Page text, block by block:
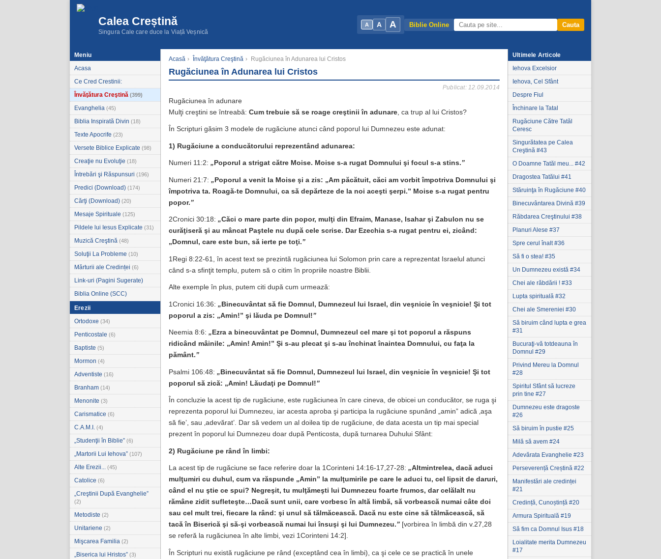
Calea Creștină
Singura Cale care duce la Viață Veșnică
A A A Biblie Online Cauta
Meniu
Acasa
Ce Cred Crestinii:
Învăţătura Creştină (399)
Evanghelia (45)
Biblia Inspirată Divin (18)
Texte Apocrife (23)
Versete Biblice Explicate (98)
Creaţie nu Evoluţie (18)
Întrebări şi Răspunsuri (196)
Predici (Download) (174)
Cărţi (Download) (20)
Mesaje Spirituale (125)
Pildele lui Iesus Explicate (31)
Muzică Creştină (48)
Soluţii La Probleme (10)
Mărturii ale Credinței (6)
Link-uri (Pagini Sugerate)
Biblia Online (SCC)
Erezii
Ortodoxe (34)
Penticostale (6)
Baptiste (5)
Mormon (4)
Adventiste (16)
Branham (14)
Menonite (3)
Carismatice (6)
C.A.M.I. (4)
„Studenţii în Biblie” (6)
„Martorii Lui Iehova” (107)
Alte Erezii... (45)
Catolice (6)
„Creştinii După Evanghelie”
(2)
Metodiste (2)
Unitariene (2)
Mişcarea Familia (2)
„Biserica lui Hristos” (3)
Acasă › Învăţătura Creştină › Rugăciunea în Adunarea lui Cristos
Rugăciunea în Adunarea lui Cristos
Publicat: 12.09.2014
Rugăciunea în adunare
Mulţi creştini se întreabă: Cum trebuie să se roage creştinii în adunare, ca trup al lui Cristos?
În Scripturi găsim 3 modele de rugăciune atunci când poporul lui Dumnezeu este adunat:
1) Rugăciune a conducătorului reprezentând adunarea:
Numeri 11:2: „ Poporul a strigat către Moise. Moise s-a rugat Domnului şi focul s-a stins.”
Numeri 21:7: „ Poporul a venit la Moise şi a zis: „Am păcătuit, căci am vorbit împotriva Domnului şi
împotriva ta. Roagă-te Domnului, ca să depărteze de la noi aceşti şerpi.” Moise s-a rugat pentru
popor.”
2Cronici 30:18: „Căci o mare parte din popor, mulţi din Efraim, Manase, Isahar şi Zabulon nu se
curăţiseră şi au mâncat Paştele nu după cele scrise. Dar Ezechia s-a rugat pentru ei, zicând:
„Domnul, care este bun, să ierte pe toţi.”
1Regi 8:22-61, în acest text se prezintă rugăciunea lui Solomon prin care a reprezentat Israelul atunci
când s-a sfinţit templu, putem să o citim în propriile noastre Biblii.
Alte exemple în plus, putem citi după cum urmează:
1Cronici 16:36: „ Binecuvântat să fie Domnul, Dumnezeul lui Israel, din veşnicie în veşnicie! Şi tot
poporul a zis: „Amin!” şi lăuda pe Domnul!”
Neemia 8:6: „ Ezra a binecuvântat pe Domnul, Dumnezeul cel mare şi tot poporul a răspuns
ridicând mâinile: „Amin! Amin!” Şi s-au plecat şi s-au închinat înaintea Domnului, cu faţa la
pământ.”
Psalmi 106:48: „Binecuvântat să fie Domnul, Dumnezeul lui Israel, din veşnicie în veşnicie! Şi tot
poporul să zică: „Amin! Lăudaţi pe Domnul!”
În concluzie la acest tip de rugăciune, este rugăciunea în care cineva, de obicei un conducător, se ruga şi
reprezenta poporul lui Dumnezeu, iar acesta aproba şi participa la rugăciune spunând „amin” adică ‚aşa
să fie’, sau ‚adevărat’. Dar să vedem un al doilea tip de rugăciune, de data acesta un tip mai special
prezent în poporul lui Dumnezeu doar după Penticosta, după turnarea Duhului Sfânt:
2) Rugăciune pe rând în limbi:
La acest tip de rugăciune se face referire doar la 1Corinteni 14:16-17,27-28: „Altmintrelea, dacă aduci
mulţumiri cu duhul, cum va răspunde „Amin” la mulţumirile pe care le aduci tu, cel lipsit de daruri,
când el nu ştie ce spui? Negreşit, tu mulţămeşti lui Dumnezeu foarte frumos, dar celălalt nu
rămâne zidit sufleteşte…Dacă sunt unii, care vorbesc în altă limbă, să vorbească numai câte doi
sau cel mult trei, fiecare la rând: şi unul să tălmăcească. Dacă nu este cine să tălmăcească, să
tacă în Biserică şi să-şi vorbească numai lui însuşi şi lui Dumnezeu.” [vorbirea în limbă din v.27,28
se referă la rugăciunea în alte limbi, vezi 1Corinteni 14:2].
În Scripturi nu există rugăciune pe rând (exceptând cea în limbi), ca şi cele ce se practică în unele
Ultimele Articole
Iehova Excelsior
Iehova, Cel Sfânt
Despre Fiul
Închinare la Tatal
Rugăciune Către Tatăl
Ceresc
Singurătatea pe Calea
Creştină #43
O Doamne Tatăl meu... #42
Dragostea Tatălui #41
Stăruinţa în Rugăciune #40
Binecuvântarea Divină #39
Răbdarea Creştinului #38
Planuri Alese #37
Spre cerul înalt #36
Să fi o stea! #35
Un Dumnezeu există #34
Chei ale răbdării ! #33
Lupta spirituală #32
Chei ale Smereniei #30
Să biruim când lupta e grea
#31
Bucuraţi-vă totdeauna în
Domnul #29
Privind Mereu la Domnul
#28
Spiritul Sfânt să lucreze
prin tine #27
Dumnezeu este dragoste
#26
Să biruim în pustie #25
Milă să avem #24
Adevărata Evanghelie #23
Perseverență Creștină #22
Manifestări ale credinței
#21
Credință, Cunoștință #20
Armura Spirituală #19
Să fim ca Domnul Isus #18
Loialitate merita Dumnezeu
#17